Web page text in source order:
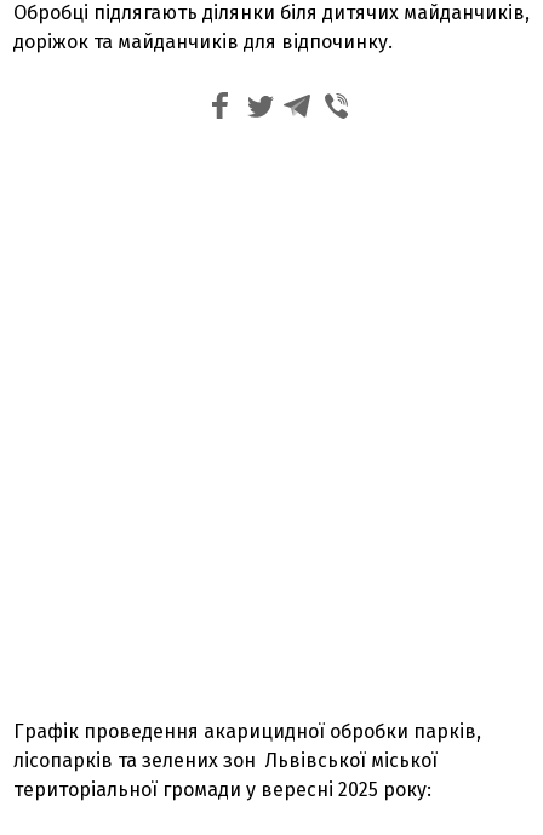
Обробці підлягають ділянки біля дитячих майданчиків,
доріжок та майданчиків для відпочинку.
Графік проведення акарицидної обробки парків,
лісопарків та зелених зон Львівської міської
територіальної громади у вересні 2025 року: